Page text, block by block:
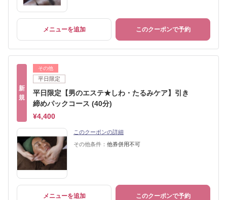
メニューを追加 このクーポンで予約
新
規
その他
平日限定
平日限定【男のエステ★しわ・たるみケア】引き
締めパックコース (40分)
¥4,400
このクーポンの詳細
その他条件： 他券併用不可
メニューを追加 このクーポンで予約